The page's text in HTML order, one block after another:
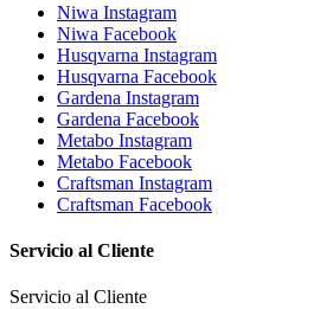
Niwa Instagram
Niwa Facebook
Husqvarna Instagram
Husqvarna Facebook
Gardena Instagram
Gardena Facebook
Metabo Instagram
Metabo Facebook
Craftsman Instagram
Craftsman Facebook
Servicio al Cliente
Servicio al Cliente